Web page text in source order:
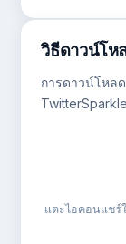
วิธีดาวน์โห
การดาวน์โหล
แตะไอคอนแชร์